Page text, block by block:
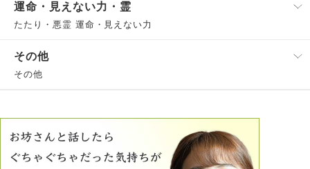
運命・見えない力・霊
たたり・悪霊 運命・見えない力
その他
その他